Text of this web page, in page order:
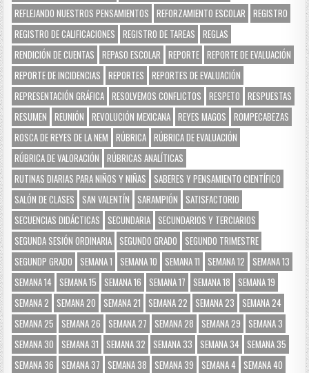
REFLEJANDO NUESTROS PENSAMIENTOS
REFORZAMIENTO ESCOLAR
REGISTRO
REGISTRO DE CALIFICACIONES
REGISTRO DE TAREAS
REGLAS
RENDICIÓN DE CUENTAS
REPASO ESCOLAR REPORTE REPORTE DE EVALUACIÓN
REPORTE DE INCIDENCIAS
REPORTES
REPORTES DE EVALUACIÓN
REPRESENTACIÓN GRÁFICA RESOLVEMOS CONFLICTOS RESPETO
RESPUESTAS
RESUMEN
REUNIÓN REVOLUCIÓN MEXICANA REYES MAGOS
ROMPECABEZAS
ROSCA DE REYES DE LA NEM
RÚBRICA RÚBRICA DE EVALUACIÓN
RÚBRICA DE VALORACIÓN
RÚBRICAS ANALÍTICAS
RUTINAS DIARIAS PARA NIÑOS Y NIÑAS
SABERES Y PENSAMIENTO CIENTÍFICO
SALÓN DE CLASES
SAN VALENTÍN SARAMPIÓN
SATISFACTORIO
SECUENCIAS DIDÁCTICAS
SECUNDARIA SECUNDARIOS Y TERCIARIOS
SEGUNDA SESIÓN ORDINARIA SEGUNDO GRADO
SEGUNDO TRIMESTRE
SEGUNDP GRADO
SEMANA 1 SEMANA 10 SEMANA 11 SEMANA 12
SEMANA 13
SEMANA 14
SEMANA 15 SEMANA 16 SEMANA 17 SEMANA 18
SEMANA 19
SEMANA 2
SEMANA 20 SEMANA 21 SEMANA 22 SEMANA 23
SEMANA 24
SEMANA 25
SEMANA 26 SEMANA 27 SEMANA 28 SEMANA 29
SEMANA 3
SEMANA 30
SEMANA 31 SEMANA 32 SEMANA 33 SEMANA 34
SEMANA 35
SEMANA 36
SEMANA 37 SEMANA 38 SEMANA 39 SEMANA 4
SEMANA 40